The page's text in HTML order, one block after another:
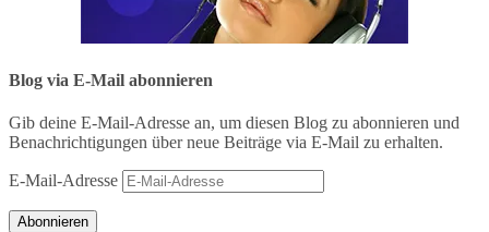
Blog via E-Mail abonnieren
Gib deine E-Mail-Adresse an, um diesen Blog zu abonnieren und
Benachrichtigungen über neue Beiträge via E-Mail zu erhalten.
E-Mail-Adresse
Abonnieren